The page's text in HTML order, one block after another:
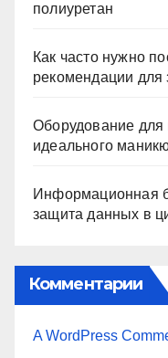
полиуретан
Как часто нужно
рекомендации для
Оборудование для
идеального
Информационная
защита данных в
Комментарии
A WordPress